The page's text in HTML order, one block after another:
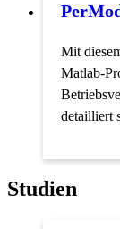
Mit
Matlab-
detailliert
Studien